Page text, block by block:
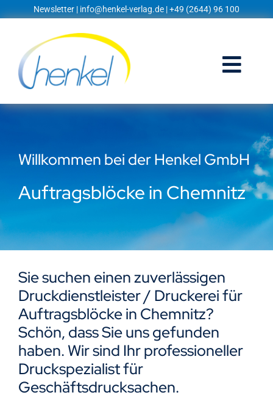
Inhalt
Newsletter | info@henkel-verlag.de | +49 (2644) 96 100
Startseite
Techniklexikon
Kontakt
Willkommen bei der Henkel GmbH
Auftragsblöcke in Chemnitz
Sie suchen einen zuverlässigen
Druckdienstleister / Druckerei für
Auftragsblöcke in Chemnitz?
Schön, dass Sie uns gefunden
haben. Wir sind Ihr professioneller
Druckspezialist für
Geschäftsdrucksachen.